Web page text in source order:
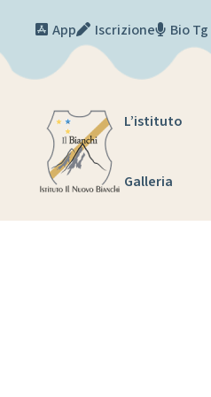
App
Iscrizione Bio Tg
L’istituto
Galleria